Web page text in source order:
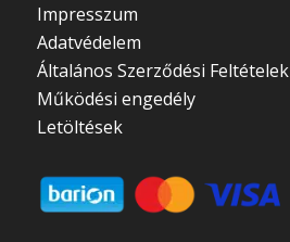
Impresszum
Adatvédelem
Általános Szerződési Feltételek
Működési engedély
Letöltések